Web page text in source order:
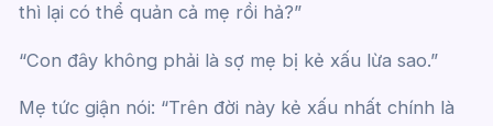
thì lại có thể quản cả mẹ rồi hả?”
“Con đây không phải là sợ mẹ bị kẻ xấu lừa sao.”
Mẹ tức giận nói: “Trên đời này kẻ xấu nhất chính là